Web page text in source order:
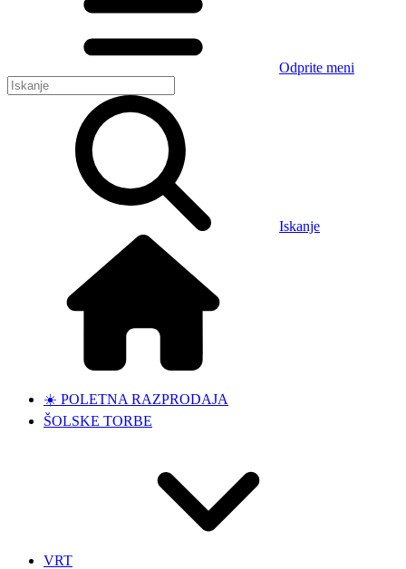
Odprite meni
Iskanje
☀️ POLETNA RAZPRODAJA
ŠOLSKE TORBE
VRT